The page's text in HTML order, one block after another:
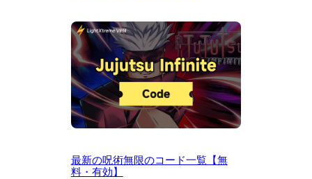
最新の呪術無限のコード一覧【無
料・有効】